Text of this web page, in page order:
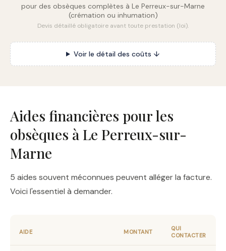
pour des obsèques complètes à Le Perreux-sur-Marne
(crémation ou inhumation)
Devis détaillé obligatoire avant toute prestation (loi).
Voir le détail des coûts ↓
Aides financières pour les
obsèques à Le Perreux-sur-
Marne
5 aides souvent méconnues peuvent alléger la facture.
Voici l'essentiel à demander.
AIDE MONTANT
QUI
CONTACTER